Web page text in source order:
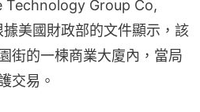
Technology Group Co,
美國財政部的文件顯示，該
街的一楝商業大廈內，當局
交易。